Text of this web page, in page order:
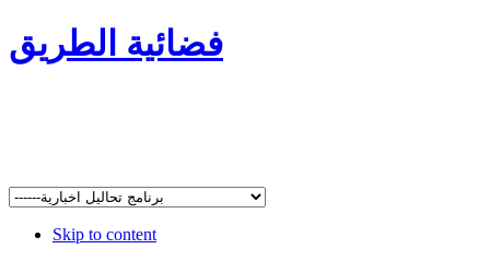
فضائية الطريق
Skip to content